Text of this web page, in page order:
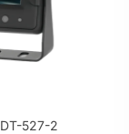
DT-527-2